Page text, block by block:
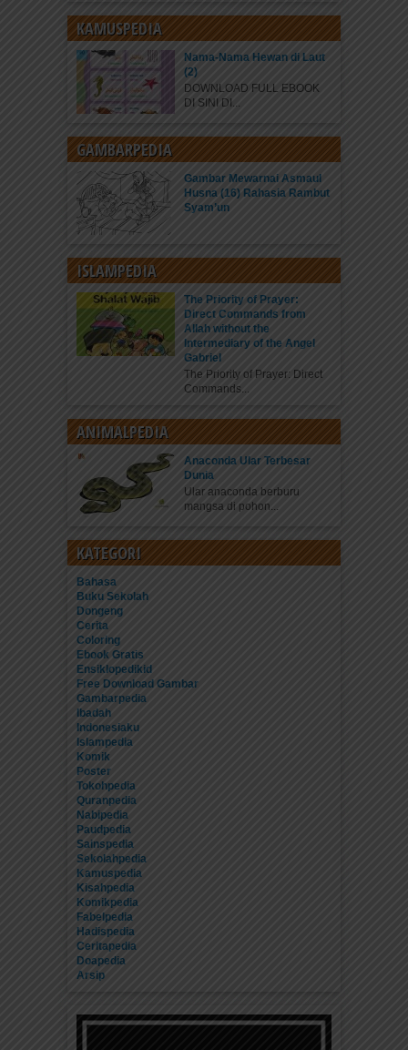
KAMUSPEDIA
Nama-Nama Hewan di Laut
(2)
DOWNLOAD FULL EBOOK
DI SINI DI...
GAMBARPEDIA
Gambar Mewarnai Asmaul
Husna (16) Rahasia Rambut
Syam’un
ISLAMPEDIA
The Priority of Prayer:
Direct Commands from
Allah without the
Intermediary of the Angel
Gabriel
The Priority of Prayer: Direct
Commands...
ANIMALPEDIA
Anaconda Ular Terbesar
Dunia
Ular anaconda berburu
mangsa di pohon...
KATEGORI
Bahasa
Buku Sekolah
Dongeng
Cerita
Coloring
Ebook Gratis
Ensiklopedikid
Free Download Gambar
Gambarpedia
Ibadah
Indonesiaku
Islampedia
Komik
Poster
Tokohpedia
Quranpedia
Nabipedia
Paudpedia
Sainspedia
Sekolahpedia
Kamuspedia
Kisahpedia
Komikpedia
Fabelpedia
Hadispedia
Ceritapedia
Doapedia
Arsip